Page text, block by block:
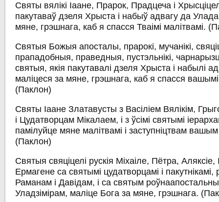
Святы вялікі Іаане, Прарок, Прадцеча і
пакутаваў дзеля Хрыста і набыў адвагу да
мяне, грэшнага, каб я спасся Тваімі малітвамі.
Святыя Божыя апосталы, прарокі, мучанікі,
прападобныя, праведныя, пустэльнікі,
святыя, якія пакутавалі дзеля Хрыста і набылі
маліцеся за мяне, грэшнага, каб я спасся вашымі
(Паклон)
Святы Іаане Златавусты з Васіліем Вялікім,
і Цудатворцам Мікалаем, і з ўсімі святымі
памілуйце мяне малітвамі і заступніцтвам
(Паклон)
Святыя свяціцелі рускія Міхаіле, Пётра, Аляксіе,
Ермагене са святымі цудатворцамі і пакутнікамі,
Раманам і Давідам, і са святым
Уладзімірам, маліце Бога за мяне, грэшнага.